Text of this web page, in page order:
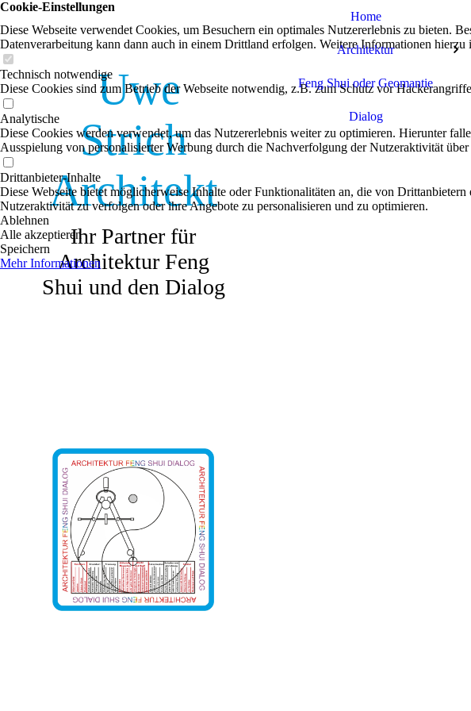
Uwe
Strich
Architekt
Ihr Partner für
Architektur Feng
Shui und den Dialog
Home
Architektur
Feng Shui oder Geomantie
Dialog
Cookie-Einstellungen
Diese Webseite verwendet Cookies, um Besuchern ein optimales Nutzererlebnis zu bieten.
Datenverarbeitung kann dann auch in einem Drittland erfolgen. Weitere Informationen hierzu
Technisch notwendige
Diese Cookies sind zum Betrieb der Webseite notwendig, z.B. zum Schutz vor
Analytische
Diese Cookies werden verwendet, um das Nutzererlebnis weiter zu optimieren. Hierunter
Ausspielung von personalisierter Werbung durch die Nachverfolgung der Nutzeraktivität über
Drittanbieter-Inhalte
Diese Webseite bietet möglicherweise Inhalte oder Funktionalitäten an, die von
Nutzeraktivität zu verfolgen oder ihre Angebote zu personalisieren und zu optimieren.
Ablehnen
Alle akzeptieren
Speichern
Mehr Informationen